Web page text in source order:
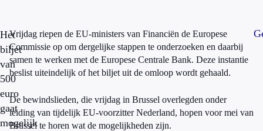
Het
biljet
van
500
euro
gaat
mogelijk
Vrijdag riepen de EU-ministers van Financiën de Europese
Commissie op om dergelijke stappen te onderzoeken en daarbij
samen te werken met de Europese Centrale Bank. Deze instantie
beslist uiteindelijk of het biljet uit de omloop wordt gehaald.
De bewindslieden, die vrijdag in Brussel overlegden onder
leiding van tijdelijk EU-voorzitter Nederland, hopen voor mei van
Brussel te horen wat de mogelijkheden zijn.